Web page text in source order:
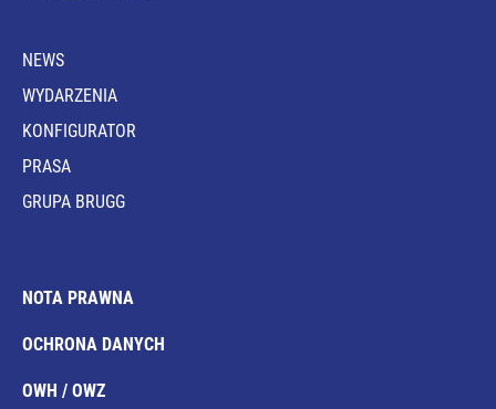
NEWS
WYDARZENIA
KONFIGURATOR
PRASA
GRUPA BRUGG
NOTA PRAWNA
OCHRONA DANYCH
OWH / OWZ